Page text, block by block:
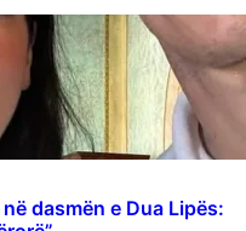
dasmën e Dua Lipës: